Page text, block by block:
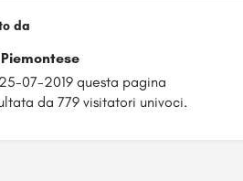
da
07-2019 questa pagina
da 779 visitatori univoci.